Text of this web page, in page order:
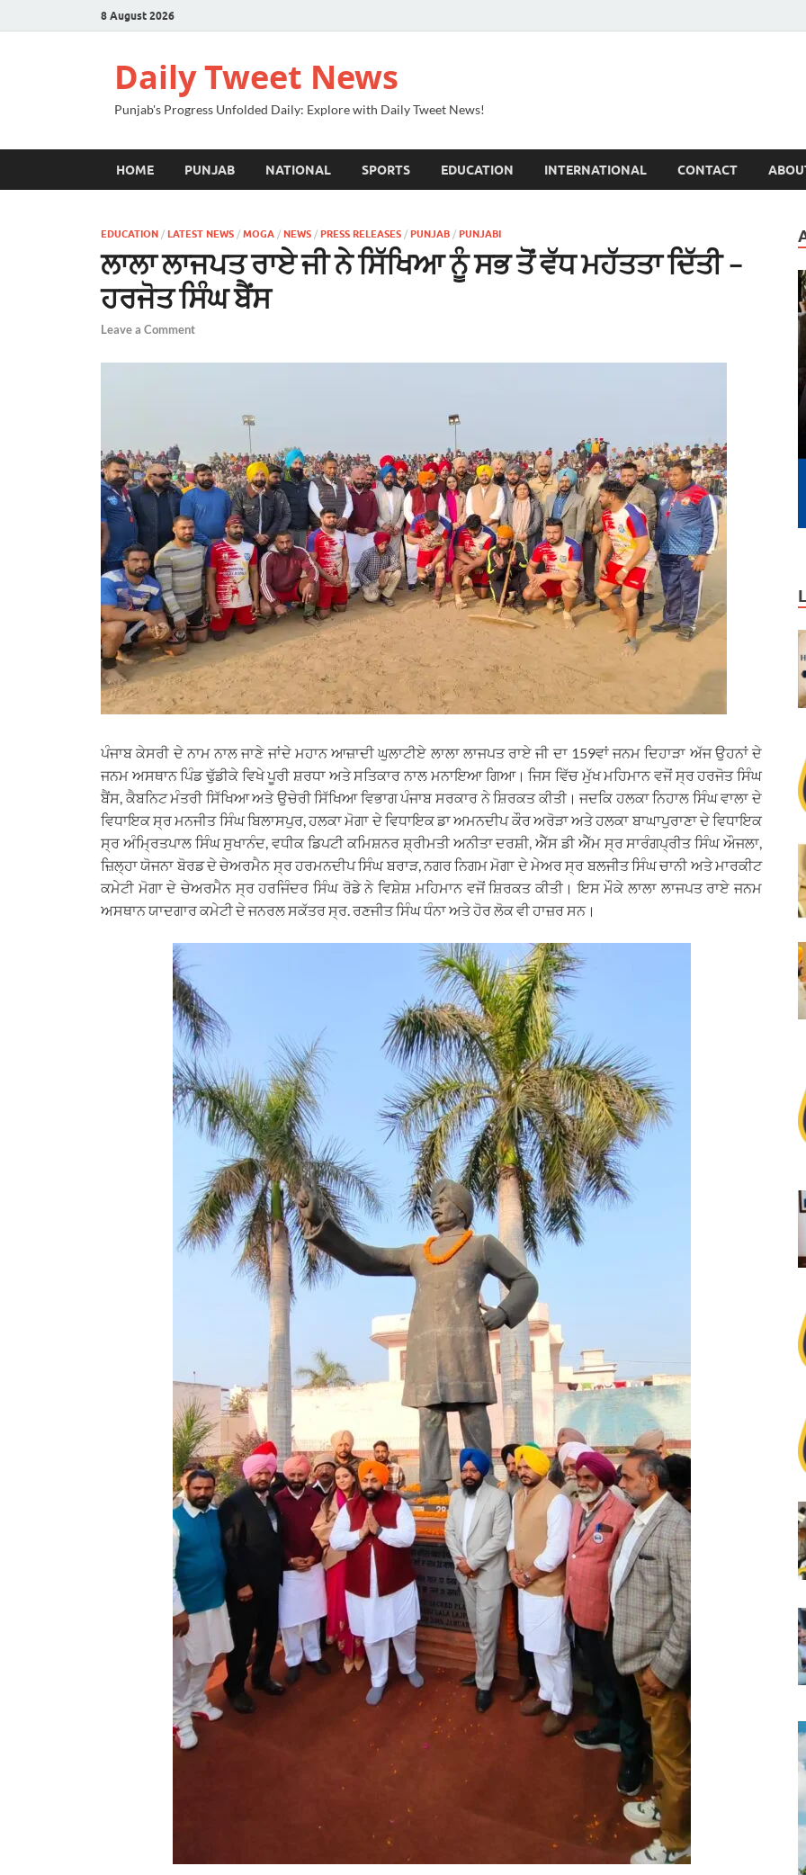
8 August 2026
Daily Tweet News
Punjab's Progress Unfolded Daily: Explore with Daily Tweet News!
HOME PUNJAB NATIONAL SPORTS EDUCATION INTERNATIONAL CONTACT
EDUCATION / LATEST NEWS / MOGA / NEWS / PRESS RELEASES / PUNJAB / PUNJABI
ਲਾਲਾ ਲਾਜਪਤ ਰਾਏ ਜੀ ਨੇ ਸਿੱਖਿਆ ਨੂੰ ਸਭ ਤੋਂ ਵੱਧ ਮਹੱਤਤਾ ਦਿੱਤੀ –
ਹਰਜੋਤ ਸਿੰਘ ਬੈਂਸ
Leave a Comment
ਪੰਜਾਬ ਕੇਸਰੀ ਦੇ ਨਾਮ ਨਾਲ ਜਾਣੇ ਜਾਂਦੇ ਮਹਾਨ ਆਜ਼ਾਦੀ ਘੁਲਾਟੀਏ ਲਾਲਾ ਲਾਜਪਤ ਰਾਏ ਜੀ ਦਾ 159ਵਾਂ ਜਨਮ ਦਿਹਾੜਾ ਅੱਜ ਉਹਨਾਂ ਦੇ
ਜਨਮ ਅਸਥਾਨ ਪਿੰਡ ਢੁੱਡੀਕੇ ਵਿਖੇ ਪੂਰੀ ਸ਼ਰਧਾ ਅਤੇ ਸਤਿਕਾਰ ਨਾਲ ਮਨਾਇਆ ਗਿਆ। ਜਿਸ ਵਿੱਚ ਮੁੱਖ ਮਹਿਮਾਨ ਵਜੋਂ ਸ੍ਰ ਹਰਜੋਤ ਸਿੰਘ
ਬੈਂਸ, ਕੈਬਨਿਟ ਮੰਤਰੀ ਸਿੱਖਿਆ ਅਤੇ ਉਚੇਰੀ ਸਿੱਖਿਆ ਵਿਭਾਗ ਪੰਜਾਬ ਸਰਕਾਰ ਨੇ ਸ਼ਿਰਕਤ ਕੀਤੀ। ਜਦਕਿ ਹਲਕਾ ਨਿਹਾਲ ਸਿੰਘ ਵਾਲਾ ਦੇ
ਵਿਧਾਇਕ ਸ੍ਰ ਮਨਜੀਤ ਸਿੰਘ ਬਿਲਾਸਪੁਰ, ਹਲਕਾ ਮੋਗਾ ਦੇ ਵਿਧਾਇਕ ਡਾ ਅਮਨਦੀਪ ਕੌਰ ਅਰੋੜਾ ਅਤੇ ਹਲਕਾ ਬਾਘਾਪੁਰਾਣਾ ਦੇ ਵਿਧਾਇਕ
ਸ੍ਰ ਅੰਮ੍ਰਿਤਪਾਲ ਸਿੰਘ ਸੁਖਾਨੰਦ, ਵਧੀਕ ਡਿਪਟੀ ਕਮਿਸ਼ਨਰ ਸ਼੍ਰੀਮਤੀ ਅਨੀਤਾ ਦਰਸ਼ੀ, ਐੱਸ ਡੀ ਐੱਮ ਸ੍ਰ ਸਾਰੰਗਪ੍ਰੀਤ ਸਿੰਘ ਔਜਲਾ,
ਜ਼ਿਲ੍ਹਾ ਯੋਜਨਾ ਬੋਰਡ ਦੇ ਚੇਅਰਮੈਨ ਸ੍ਰ ਹਰਮਨਦੀਪ ਸਿੰਘ ਬਰਾੜ, ਨਗਰ ਨਿਗਮ ਮੋਗਾ ਦੇ ਮੇਅਰ ਸ੍ਰ ਬਲਜੀਤ ਸਿੰਘ ਚਾਨੀ ਅਤੇ ਮਾਰਕੀਟ
ਕਮੇਟੀ ਮੋਗਾ ਦੇ ਚੇਅਰਮੈਨ ਸ੍ਰ ਹਰਜਿੰਦਰ ਸਿੰਘ ਰੋਡੇ ਨੇ ਵਿਸ਼ੇਸ਼ ਮਹਿਮਾਨ ਵਜੋਂ ਸ਼ਿਰਕਤ ਕੀਤੀ। ਇਸ ਮੌਕੇ ਲਾਲਾ ਲਾਜਪਤ ਰਾਏ ਜਨਮ
ਅਸਥਾਨ ਯਾਦਗਾਰ ਕਮੇਟੀ ਦੇ ਜਨਰਲ ਸਕੱਤਰ ਸ੍ਰ. ਰਣਜੀਤ ਸਿੰਘ ਧੰਨਾ ਅਤੇ ਹੋਰ ਲੋਕ ਵੀ ਹਾਜ਼ਰ ਸਨ।